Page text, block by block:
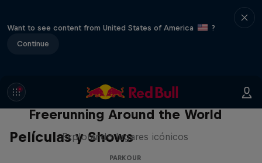
Want to see content from United States of America
?
Continue
Películas y Shows
Freerunning Around the World
Explorando lugares icónicos
PARKOUR